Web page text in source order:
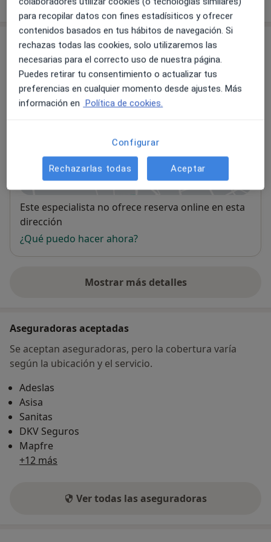
Consultas (3)
Dirección 1 Dirección 2 Dirección 3
Ampliarse abre en una nueva
Disponibilidad
Este especialista no ofrece reserva online en esta
dirección
¿Qué puedo hacer ahora?
Mostrar más detalles
sobre la dirección
Aseguradoras aceptadas
Se aceptan aseguradoras, pero la cobertura varía
según la ubicación y el servicio.
Adeslas
Asisa
Sanitas
DKV Seguros
Mapfre
+12 más
Ver todas las aseguradoras
para recopilar datos con fines estadísiticos y ofrecer
contenidos basados en tus hábitos de navegación. Si
rechazas todas las cookies, solo utilizaremos las
necesarias para el correcto uso de nuestra página.
Puedes retirar tu consentimiento o actualizar tus
preferencias en cualquier momento desde ajustes. Más
información en Política de cookies.
Configurar
Rechazarlas todas Aceptar